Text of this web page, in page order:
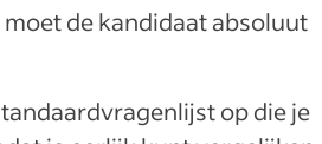
de kandidaat absoluut
op die je